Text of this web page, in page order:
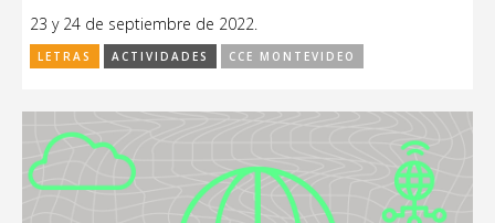
23 y 24 de septiembre de 2022.
LETRAS ACTIVIDADES CCE MONTEVIDEO